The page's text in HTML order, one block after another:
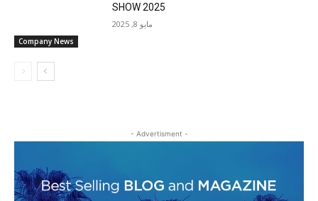
Company News
SHOW 2025
مايو 8, 2025
- Advertisment -